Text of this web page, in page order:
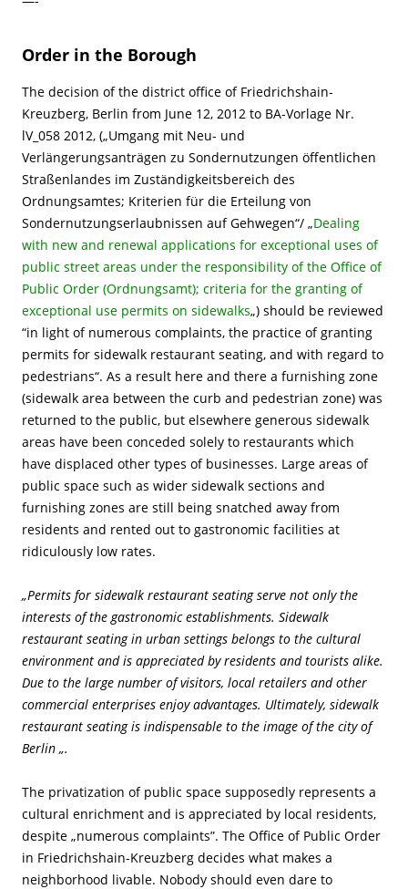
Order in the Borough
The decision of the district office of Friedrichshain-
Kreuzberg, Berlin from June 12, 2012 to BA-Vorlage Nr.
lV_058 2012, („Umgang mit Neu- und
Verlängerungsanträgen zu Sondernutzungen öffentlichen
Straßenlandes im Zuständigkeitsbereich des
Ordnungsamtes; Kriterien für die Erteilung von
Sondernutzungserlaubnissen auf Gehwegen“/ „Dealing
with new and renewal applications for exceptional uses of
public street areas under the responsibility of the Office of
Public Order (Ordnungsamt); criteria for the granting of
exceptional use permits on sidewalks„) should be reviewed
“in light of numerous complaints, the practice of granting
permits for sidewalk restaurant seating, and with regard to
pedestrians“. As a result here and there a furnishing zone
(sidewalk area between the curb and pedestrian zone) was
returned to the public, but elsewhere generous sidewalk
areas have been conceded solely to restaurants which
have displaced other types of businesses. Large areas of
public space such as wider sidewalk sections and
furnishing zones are still being snatched away from
residents and rented out to gastronomic facilities at
ridiculously low rates.
„Permits for sidewalk restaurant seating serve not only the
interests of the gastronomic establishments. Sidewalk
restaurant seating in urban settings belongs to the cultural
environment and is appreciated by residents and tourists alike.
Due to the large number of visitors, local retailers and other
commercial enterprises enjoy advantages. Ultimately, sidewalk
restaurant seating is indispensable to the image of the city of
Berlin „.
The privatization of public space supposedly represents a
cultural enrichment and is appreciated by local residents,
despite „numerous complaints”. The Office of Public Order
in Friedrichshain-Kreuzberg decides what makes a
neighborhood livable. Nobody should even dare to